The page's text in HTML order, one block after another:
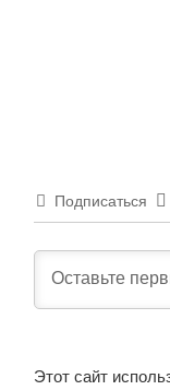
Подписаться
Этот сайт